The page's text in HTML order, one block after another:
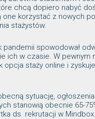
chcą dopiero nabyć
one korzystać z nowych
stażystów.
spowodował
ich w czasie. W pewnym
opcja staży online i
sytuację,
stanowią obecnie 65-
ds. rekrutacji w Mindbox.